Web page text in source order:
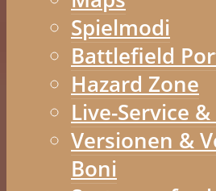
Spielmodi
Battlefield
Hazard Zone
Live-Service
Versionen &
Boni